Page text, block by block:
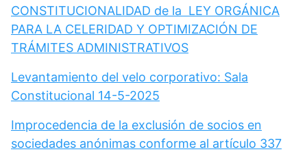
CONSTITUCIONALIDAD de la LEY ORGÁNICA
PARA LA CELERIDAD Y OPTIMIZACIÓN DE
TRÁMITES ADMINISTRATIVOS
Levantamiento del velo corporativo: Sala
Constitucional 14-5-2025
Improcedencia de la exclusión de socios en
sociedades anónimas conforme al artículo 337